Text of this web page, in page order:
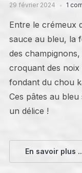
29 février 2024 1
Entre le crémeux
sauce au bleu, la
des champignons,
croquant des noix
fondant du chou
Ces pâtes au bleu
un délice !
En savoir plus